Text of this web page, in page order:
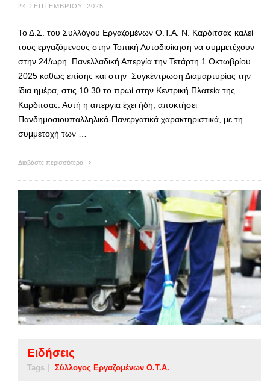
24 ΣΕΠΤΕΜΒΡΊΟΥ, 2025
Το Δ.Σ. του Συλλόγου Εργαζομένων Ο.Τ.Α. Ν. Καρδίτσας καλεί
τους εργαζόμενους στην Τοπική Αυτοδιοίκηση να συμμετέχουν
στην 24/ωρη Πανελλαδική Απεργία την Τετάρτη 1 Οκτωβρίου
2025 καθώς επίσης και στην Συγκέντρωση Διαμαρτυρίας την
ίδια ημέρα, στις 10.30 το πρωί στην Κεντρική Πλατεία της
Καρδίτσας. Αυτή η απεργία έχει ήδη, αποκτήσει
Πανδημοσιουπαλληλικά-Πανεργατικά χαρακτηριστικά, με τη
συμμετοχή των …
Διαβάστε περισσότερα
Ειδήσεις
Tags | Σύλλογος Εργαζομένων Ο.Τ.Α.